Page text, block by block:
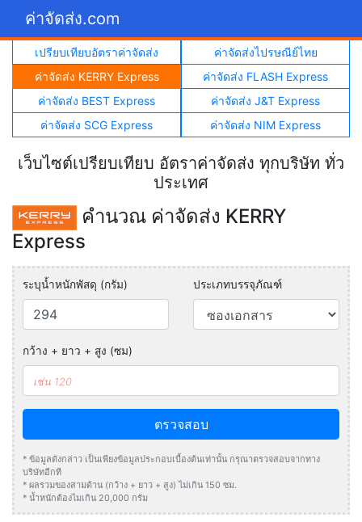
ค่าจัดส่ง.com
เปรียบเทียบอัตราค่าจัดส่ง
ค่าจัดส่งไปรษณีย์ไทย
ค่าจัดส่ง KERRY Express
ค่าจัดส่ง FLASH Express
ค่าจัดส่ง BEST Express
ค่าจัดส่ง J&T Express
ค่าจัดส่ง SCG Express
ค่าจัดส่ง NIM Express
เว็บไซต์เปรียบเทียบ อัตราค่าจัดส่ง ทุกบริษัท ทั่ว
ประเทศ
คำนวณ ค่าจัดส่ง KERRY
Express
ระบุน้ำหนักพัสดุ (กรัม) ประเภทบรรจุภัณฑ์
กว้าง + ยาว + สูง (ซม)
ตรวจสอบ
* ข้อมูลดังกล่าว เป็นเพียงข้อมูลประกอบเบื้องต้นเท่านั้น กรุณาตรวจสอบจากทาง
บริษัทอีกที
* ผลรวมของสามด้าน (กว้าง + ยาว + สูง) ไม่เกิน 150 ซม.
* น้ำหนักต้องไมเกิน 20,000 กรัม